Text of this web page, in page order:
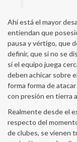
Ahí está el mayor
entiendan que
pausa y vértigo, que
definir, que si no se
si el equipo juega
deben achicar sobre
forma forma de
con presión en tierra
Realmente desde el
respecto del
de clubes, se vienen